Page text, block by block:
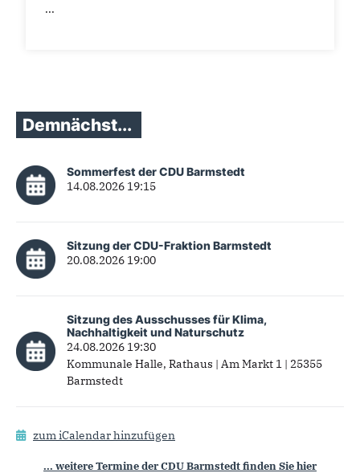
...
Demnächst...
Sommerfest der CDU Barmstedt
14.08.2026 19:15
Sitzung der CDU-Fraktion Barmstedt
20.08.2026 19:00
Sitzung des Ausschusses für Klima,
Nachhaltigkeit und Naturschutz
24.08.2026 19:30
Kommunale Halle, Rathaus | Am Markt 1 | 25355
Barmstedt
zum iCalendar hinzufügen
... weitere Termine der CDU Barmstedt finden Sie hier